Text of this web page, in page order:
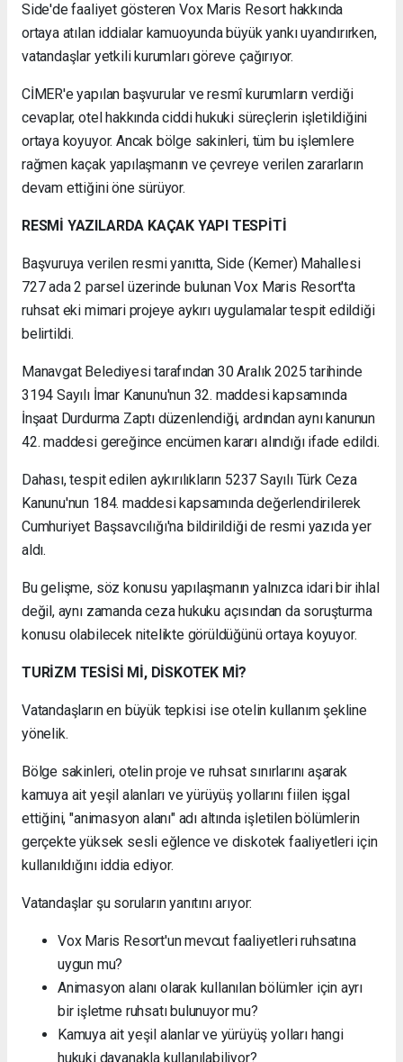
Side'de faaliyet gösteren Vox Maris Resort hakkında
ortaya atılan iddialar kamuoyunda büyük yankı uyandırırken,
vatandaşlar yetkili kurumları göreve çağırıyor.
CİMER'e yapılan başvurular ve resmî kurumların verdiği
cevaplar, otel hakkında ciddi hukuki süreçlerin işletildiğini
ortaya koyuyor. Ancak bölge sakinleri, tüm bu işlemlere
rağmen kaçak yapılaşmanın ve çevreye verilen zararların
devam ettiğini öne sürüyor.
RESMİ YAZILARDA KAÇAK YAPI TESPİTİ
Başvuruya verilen resmi yanıtta, Side (Kemer) Mahallesi
727 ada 2 parsel üzerinde bulunan Vox Maris Resort'ta
ruhsat eki mimari projeye aykırı uygulamalar tespit edildiği
belirtildi.
Manavgat Belediyesi tarafından 30 Aralık 2025 tarihinde
3194 Sayılı İmar Kanunu'nun 32. maddesi kapsamında
İnşaat Durdurma Zaptı düzenlendiği, ardından aynı kanunun
42. maddesi gereğince encümen kararı alındığı ifade edildi.
Dahası, tespit edilen aykırılıkların 5237 Sayılı Türk Ceza
Kanunu'nun 184. maddesi kapsamında değerlendirilerek
Cumhuriyet Başsavcılığı'na bildirildiği de resmi yazıda yer
aldı.
Bu gelişme, söz konusu yapılaşmanın yalnızca idari bir ihlal
değil, aynı zamanda ceza hukuku açısından da soruşturma
konusu olabilecek nitelikte görüldüğünü ortaya koyuyor.
TURİZM TESİSİ Mİ, DİSKOTEK Mİ?
Vatandaşların en büyük tepkisi ise otelin kullanım şekline
yönelik.
Bölge sakinleri, otelin proje ve ruhsat sınırlarını aşarak
kamuya ait yeşil alanları ve yürüyüş yollarını fiilen işgal
ettiğini, "animasyon alanı" adı altında işletilen bölümlerin
gerçekte yüksek sesli eğlence ve diskotek faaliyetleri için
kullanıldığını iddia ediyor.
Vatandaşlar şu soruların yanıtını arıyor:
Vox Maris Resort'un mevcut faaliyetleri ruhsatına
uygun mu?
Animasyon alanı olarak kullanılan bölümler için ayrı
bir işletme ruhsatı bulunuyor mu?
Kamuya ait yeşil alanlar ve yürüyüş yolları hangi
hukuki dayanakla kullanılabiliyor?